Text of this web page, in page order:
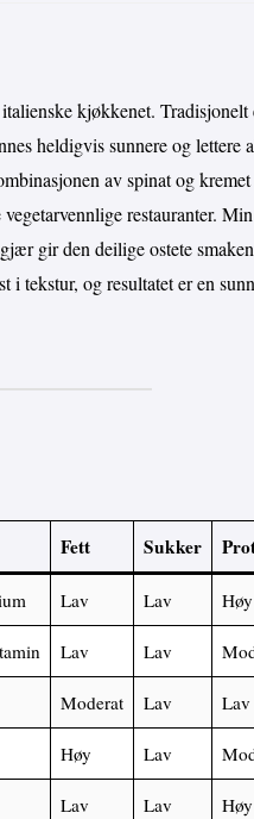
kjøkkenet. Tradisjonelt
heldigvis sunnere og lettere
av spinat og kremet
restauranter.
gir den deilige ostete
i tekstur, og resultatet er en
Fett Sukker
Lav Lav Høy
Lav Lav
Moderat Lav Lav
Høy Lav
Lav Lav Høy